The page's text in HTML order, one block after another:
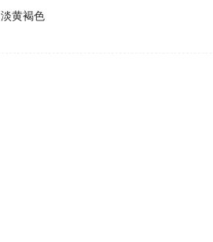
淡黄褐色